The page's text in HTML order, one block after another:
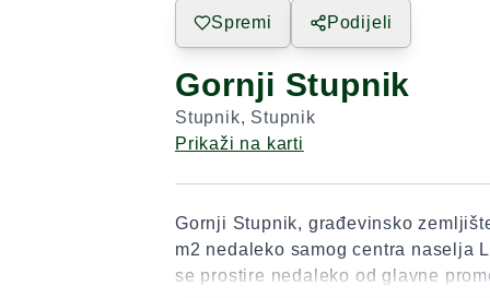
Spremi Podijeli
Gornji Stupnik
Stupnik, Stupnik
Prikaži na karti
Gornji Stupnik, građevinsko
m2 nedaleko samog centra naselja
se prostire nedaleko od glavne